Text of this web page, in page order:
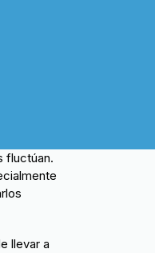
fluctúan.
llevar a